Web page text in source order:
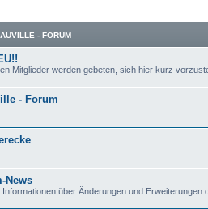
- FORUM
Mitglieder werden gebeten, sich hier kurz
- Forum
News
Informationen über Änderungen und Erweiterungen